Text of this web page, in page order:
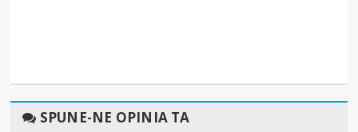
SPUNE-NE OPINIA TA